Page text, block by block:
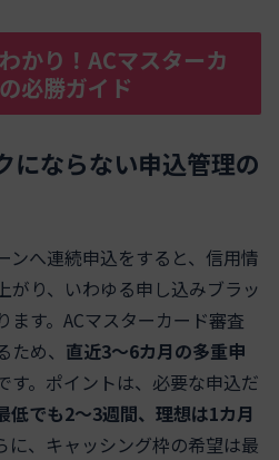
かり！ACマスターカ
必勝ガイド
にならない申込管理の
ンへ連続申込をすると、信用情
がり、いわゆる申し込みブラッ
ます。ACマスターカード審査
め、 直近3〜6カ月の多重申
す。ポイントは、必要な申込だ
低でも2〜3週間、理想は1カ月
に、キャッシング枠の希望は最